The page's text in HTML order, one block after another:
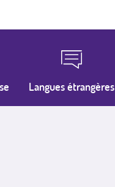
Langues étrangères